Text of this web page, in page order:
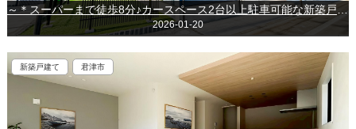
2026-01-20
新築戸建て 君津市